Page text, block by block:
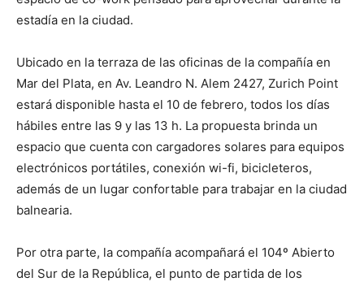
estadía en la ciudad.
Ubicado en la terraza de las oficinas de la compañía en
Mar del Plata, en Av. Leandro N. Alem 2427, Zurich Point
estará disponible hasta el 10 de febrero, todos los días
hábiles entre las 9 y las 13 h. La propuesta brinda un
espacio que cuenta con cargadores solares para equipos
electrónicos portátiles, conexión wi-fi, bicicleteros,
además de un lugar confortable para trabajar en la ciudad
balnearia.
Por otra parte, la compañía acompañará el 104º Abierto
del Sur de la República, el punto de partida de los